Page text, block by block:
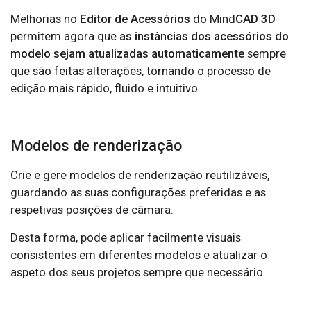
Melhorias no Editor de Acessórios do MindCAD 3D
permitem agora que as instâncias dos acessórios do
modelo sejam atualizadas automaticamente sempre
que são feitas alterações, tornando o processo de
edição mais rápido, fluido e intuitivo.
Modelos de renderização
Crie e gere modelos de renderização reutilizáveis,
guardando as suas configurações preferidas e as
respetivas posições de câmara.
Desta forma, pode aplicar facilmente visuais
consistentes em diferentes modelos e atualizar o
aspeto dos seus projetos sempre que necessário.